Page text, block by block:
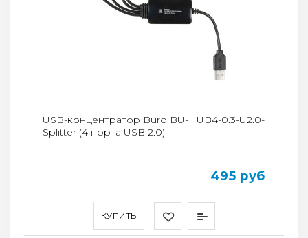
КУПИТЬ
USB-концентратор Buro BU-HUB4-0.3-U2.0-
Splitter (4 порта USB 2.0)
495 руб